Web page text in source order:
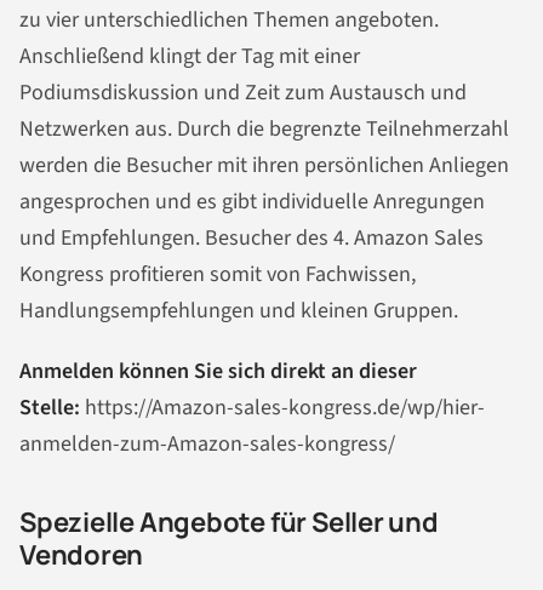
zu vier unterschiedlichen Themen angeboten.
Anschließend klingt der Tag mit einer
Podiumsdiskussion und Zeit zum Austausch und
Netzwerken aus. Durch die begrenzte Teilnehmerzahl
werden die Besucher mit ihren persönlichen Anliegen
angesprochen und es gibt individuelle Anregungen
und Empfehlungen. Besucher des 4. Amazon Sales
Kongress profitieren somit von Fachwissen,
Handlungsempfehlungen und kleinen Gruppen.
Anmelden können Sie sich direkt an dieser
Stelle: https://Amazon-sales-kongress.de/wp/hier-
anmelden-zum-Amazon-sales-kongress/
Spezielle Angebote für Seller und
Vendoren